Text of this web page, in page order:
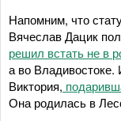
Напомним, что
Вячеслав Дацик
решил встать не в
а во Владивостоке.
Виктория,
Она родилась в